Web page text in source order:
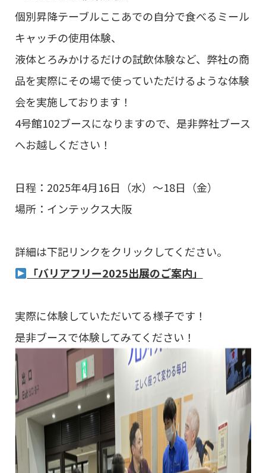
個別昇降テーブルここあでの自分で食べるミール
キャッチの使用体験、
液体とろみかけるだけの試飲体験など、弊社の商
品を実際にその場で使っていただけるような体験
会を実施しております！
4号館102ブースになりますので、是非弊社ブース
へお越しください！
日程：2025年4月16日（水）～18日（金）
場所：インテックス大阪
詳細は下記リンクをクリックしてください。
「バリアフリー2025出展のご案内」
実際に体験していただいてる様子です！
是非ブースで体験してみてください！